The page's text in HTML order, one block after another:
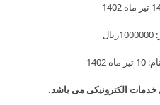
1402
خدمات الکترونیکی می باشد.